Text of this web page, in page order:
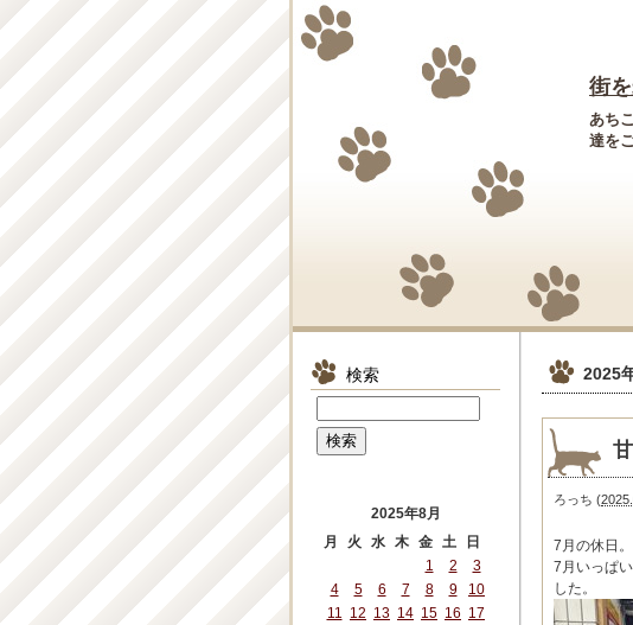
街
あち
達を
2025
ろっち (
7月の休日。
7月いっぱ
した。
検索
2025年8月
月
火 水 木 金 土
日
1
2
3
4
5 6 7 8 9
10
11 12 13 14 15 16 17